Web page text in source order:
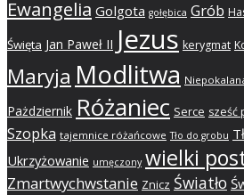
Ewangelia Golgota gołębica Grób
Święta Jan Paweł II Jezus kerygmat
Maryja Modlitwa
Pażdziernik Różaniec Serce sześć
Szopka tajemnice różańcowe Tło do grobu
Ukrzyżowanie umęczony wielki
Zmartwychwstanie Znicz Światło